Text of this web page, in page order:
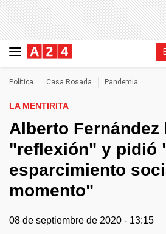
Política Casa Rosada Pandemia
LA MENTIRITA
Alberto Fernández
"reflexión" y pidió
esparcimiento
momento"
08 de septiembre de 2020 - 13:15